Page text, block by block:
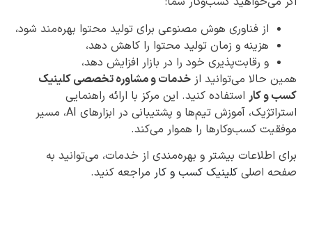
از فناوری هوش مصنوعی برای تولید محتوا بهره‌مند شود،
هزینه و زمان تولید محتوا را کاهش دهد،
و رقابت‌پذیری خود را در بازار افزایش دهد،
همین حالا می‌توانید از خدمات و مشاوره تخصصی کلینیک
کسب و کار استفاده کنید. این مرکز با ارائه راهنمایی
استراتژیک، آموزش تیم‌ها و پشتیبانی در ابزارهای AI، مسیر
موفقیت کسب‌وکارها را هموار می‌کند.
برای اطلاعات بیشتر و بهره‌مندی از خدمات، می‌توانید به
صفحه اصلی کلینیک کسب و کار مراجعه کنید.